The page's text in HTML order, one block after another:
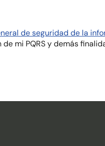
de seguridad de la
de mi PQRS y demás